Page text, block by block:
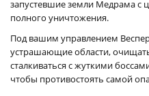
запустевшие земли Медрама с
полного уничтожения.
Под вашим управлением
устрашающие области,
сталкиваться с жуткими
чтобы противостоять самой